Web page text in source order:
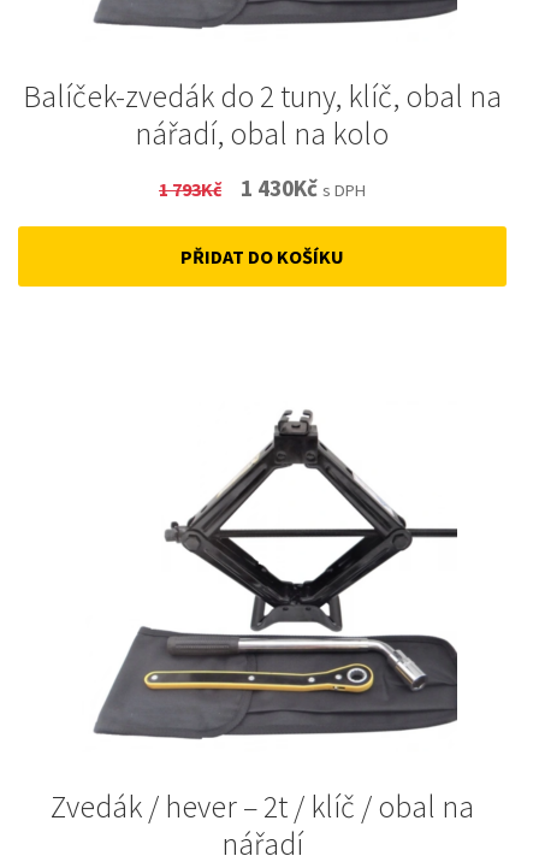
Balíček-zvedák do 2 tuny, klíč, obal na
nářadí, obal na kolo
1 793Kč
Original
price
was:
1 430KčCurrent
price
is:
s DPH
PŘIDAT DO KOŠÍKU
Zvedák / hever – 2t / klíč / obal na
nářadí